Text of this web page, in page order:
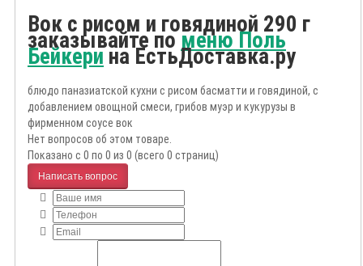
Вок с рисом и говядиной 290 г
заказывайте поменю Поль
Бейкерина ЕстьДоставка.ру
блюдо паназиатской кухни с рисом басматти и говядиной, с
добавлением овощной смеси, грибов муэр и кукурузы в
фирменном соусе вок
Нет вопросов об этом товаре.
Показано с 0 по 0 из 0 (всего 0 страниц)
Написать вопрос